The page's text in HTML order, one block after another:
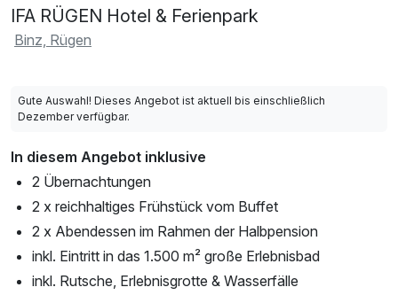
IFA RÜGEN Hotel & Ferienpark
Binz, Rügen
Gute Auswahl! Dieses Angebot ist aktuell bis einschließlich
Dezember verfügbar.
In diesem Angebot inklusive
2 Übernachtungen
2 x reichhaltiges Frühstück vom Buffet
2 x Abendessen im Rahmen der Halbpension
inkl. Eintritt in das 1.500 m² große Erlebnisbad
inkl. Rutsche, Erlebnisgrotte & Wasserfälle